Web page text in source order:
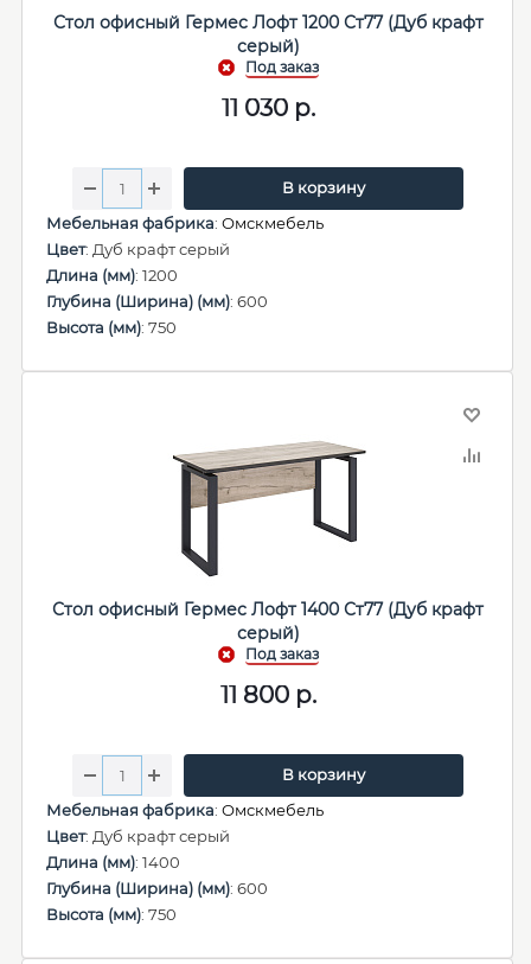
Стол офисный Гермес Лофт 1200 Ст77 (Дуб крафт
серый)
11 030р.
В корзину
Мебельная фабрика: Омскмебель
Цвет: Дуб крафт серый
Длина (мм): 1200
Глубина (Ширина) (мм): 600
Высота (мм): 750
Стол офисный Гермес Лофт 1400 Ст77 (Дуб крафт
серый)
11 800р.
В корзину
Мебельная фабрика: Омскмебель
Цвет: Дуб крафт серый
Длина (мм): 1400
Глубина (Ширина) (мм): 600
Высота (мм): 750